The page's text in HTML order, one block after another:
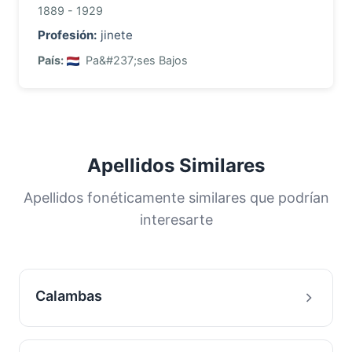
1889 - 1929
Profesión: jinete
País: Pa&#237;ses Bajos
Apellidos Similares
Apellidos fonéticamente similares que podrían
interesarte
Calambas